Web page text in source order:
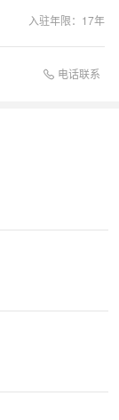
入驻年限： 17年
电话联系